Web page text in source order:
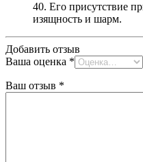
40. Его присутствие
изящность и шарм.
Добавить отзыв
Ваша оценка *
Ваш отзыв *